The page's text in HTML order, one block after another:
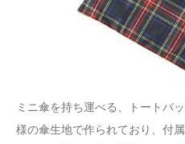
ミニ傘を持ち運べる、トートバ
様の傘生地で作られており、付